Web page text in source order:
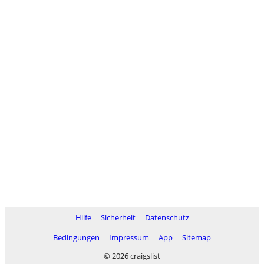
Hilfe Sicherheit
Datenschutz
Bedingungen
Impressum App
Sitemap
© 2026 craigslist